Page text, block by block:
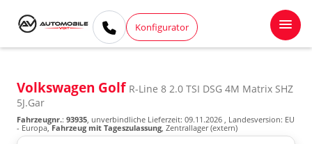
Konfigurator
Volkswagen Golf R-Line 8 2.0 TSI DSG 4M Matrix SHZ
5J.Gar
Fahrzeugnr.: 93935, unverbindliche Lieferzeit: 09.11.2026 , Landesversion: EU
- Europa,Fahrzeug mit Tageszulassung, Zentrallager (extern)